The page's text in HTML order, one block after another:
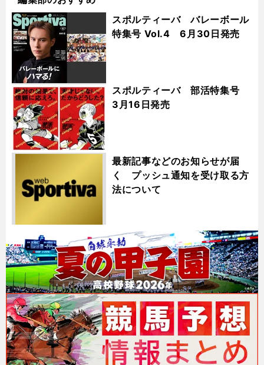
スポルティーバ バレーボール
特集号 Vol.4 6月30日発売
スポルティーバ 部活特集号
3月16日発売
最新記事などのお知らせが届
く プッシュ通知を受け取る方
法について